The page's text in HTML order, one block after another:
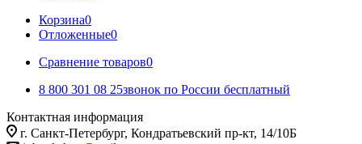
Корзина0
Отложенные0
Сравнение товаров0
8 800 301 08 25звонок по России бесплатный
Контактная информация
г. Санкт-Петербург, Кондратьевский пр-кт, 14/10Б